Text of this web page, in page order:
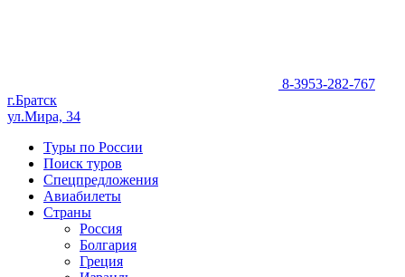
8-3953-282-767
г.Братск
ул.Мира, 34
Туры по России
Поиск туров
Спецпредложения
Авиабилеты
Страны
Россия
Болгария
Греция